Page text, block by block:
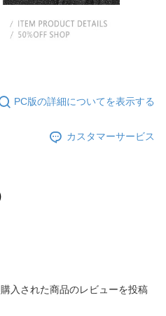
PC版の詳細についてを表示する
カスタマーサービス
入された商品のレビューを投稿